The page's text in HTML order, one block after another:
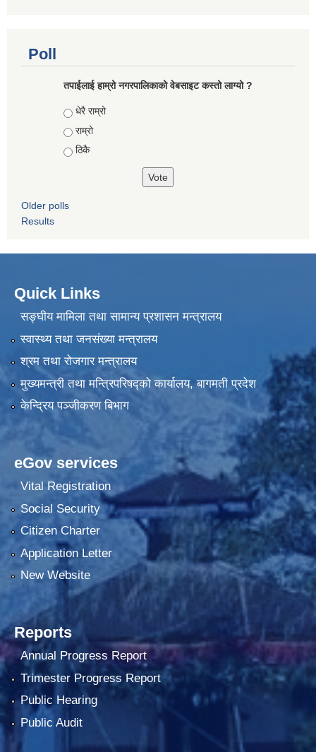
Poll
तपाईलाई हाम्रो नगरपालिकाको वेबसाइट कस्तो लाग्यो ?
Choices
धेरै राम्रो
राम्रो
ठिकै
Older polls
Results
Quick Links
सङ्घीय मामिला तथा सामान्य प्रशासन मन्त्रालय
स्वास्थ्य तथा जनसंख्या मन्त्रालय
श्रम तथा रोजगार मन्त्रालय
मुख्यमन्त्री तथा मन्त्रिपरिषद्को कार्यालय, बागमती प्रदेश
केन्द्रिय पञ्जीकरण बिभाग
eGov services
Vital Registration
Social Security
Citizen Charter
Application Letter
New Website
Reports
Annual Progress Report
Trimester Progress Report
Public Hearing
Public Audit